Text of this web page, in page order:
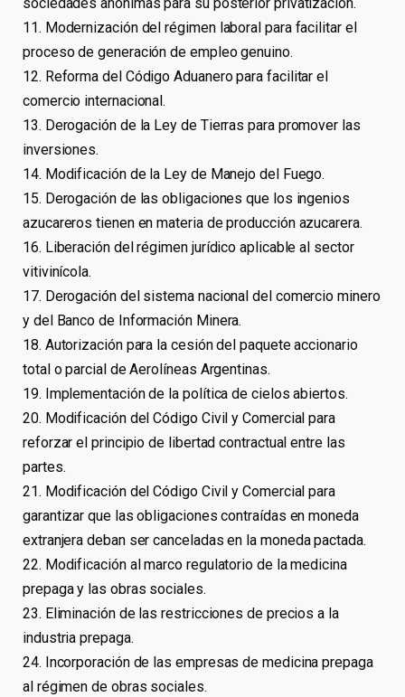
11. Modernización del régimen laboral para facilitar el
proceso de generación de empleo genuino.
12. Reforma del Código Aduanero para facilitar el
comercio internacional.
13. Derogación de la Ley de Tierras para promover las
inversiones.
14. Modificación de la Ley de Manejo del Fuego.
15. Derogación de las obligaciones que los ingenios
azucareros tienen en materia de producción azucarera.
16. Liberación del régimen jurídico aplicable al sector
vitivinícola.
17. Derogación del sistema nacional del comercio minero
y del Banco de Información Minera.
18. Autorización para la cesión del paquete accionario
total o parcial de Aerolíneas Argentinas.
19. Implementación de la política de cielos abiertos.
20. Modificación del Código Civil y Comercial para
reforzar el principio de libertad contractual entre las
partes.
21. Modificación del Código Civil y Comercial para
garantizar que las obligaciones contraídas en moneda
extranjera deban ser canceladas en la moneda pactada.
22. Modificación al marco regulatorio de la medicina
prepaga y las obras sociales.
23. Eliminación de las restricciones de precios a la
industria prepaga.
24. Incorporación de las empresas de medicina prepaga
al régimen de obras sociales.